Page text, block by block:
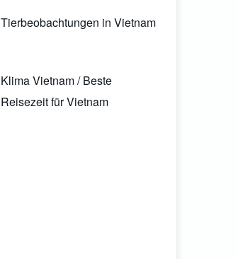
Tierbeobachtungen in Vietnam
Klima Vietnam / Beste
Reisezeit für Vietnam